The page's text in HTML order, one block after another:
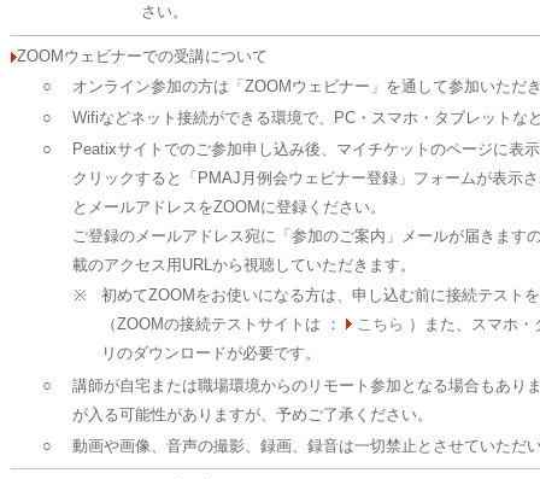
さい。
ZOOMウェビナーでの受講について
○
オンライン参加の方は「ZOOMウェビナー」を通して参加いただ
○
Wifiなどネット接続ができる環境で、PC・スマホ・タブレットな
○
Peatixサイトでのご参加申し込み後、マイチケットのページに表
クリックすると「PMAJ月例会ウェビナー登録」フォームが表示
とメールアドレスをZOOMに登録ください。
ご登録のメールアドレス宛に「参加のご案内」メールが届きます
載のアクセス用URLから視聴していただきます。
※
初めてZOOMをお使いになる方は、申し込む前に接続テスト
（ZOOMの接続テストサイトは ：
こちら ）また、スマホ
リのダウンロードが必要です。
○
講師が自宅または職場環境からのリモート参加となる場合もあり
が入る可能性がありますが、予めご了承ください。
○
動画や画像、音声の撮影、録画、録音は一切禁止とさせていただ